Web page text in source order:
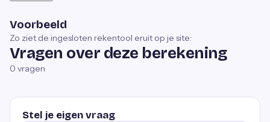
Voorbeeld
Zo ziet de ingesloten rekentool eruit op je site:
Vragen over deze berekening
0 vragen
Stel je eigen vraag